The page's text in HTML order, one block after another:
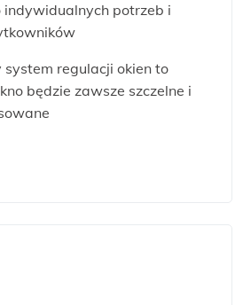
indywidualnych potrzeb i
regulacji okien to
będzie zawsze szczelne i